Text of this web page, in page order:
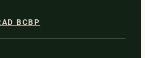
BCBP